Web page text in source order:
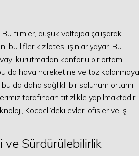
filmler, düşük voltajda çalışarak
bu lifler kızılötesi ışınlar yayar. Bu
kurutmadan konforlu bir ortam
bu da hava hareketine ve toz kaldırmaya
da daha sağlıklı bir solunum ortamı
tarafından titizlikle yapılmaktadır.
Kocaeli’deki evler, ofisler ve iş
ve Sürdürülebilirlik